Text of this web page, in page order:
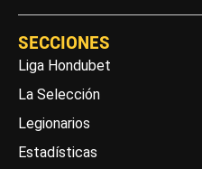
SECCIONES
Liga Hondubet
La Selección
Legionarios
Estadísticas